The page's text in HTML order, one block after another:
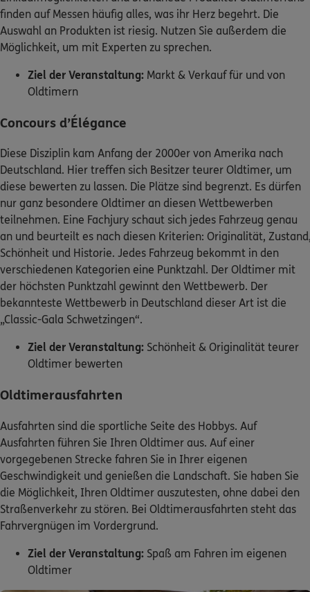
finden auf Messen häufig alles, was ihr Herz begehrt. Die
Auswahl an Produkten ist riesig. Nutzen Sie außerdem die
Möglichkeit, um mit Experten zu sprechen.
Ziel der Veranstaltung: Markt & Verkauf für und von
Oldtimern
Concours d’Élégance
Diese Disziplin kam Anfang der 2000er von Amerika nach
Deutschland. Hier treffen sich Besitzer teurer Oldtimer, um
diese bewerten zu lassen. Die Plätze sind begrenzt. Es dürfen
nur ganz besondere Oldtimer an diesen Wettbewerben
teilnehmen. Eine Fachjury schaut sich jedes Fahrzeug genau
an und beurteilt es nach diesen Kriterien: Originalität,
Schönheit und Historie. Jedes Fahrzeug bekommt in den
verschiedenen Kategorien eine Punktzahl. Der Oldtimer mit
der höchsten Punktzahl gewinnt den Wettbewerb. Der
bekannteste Wettbewerb in Deutschland dieser Art ist die
„Classic-Gala Schwetzingen“.
Ziel der Veranstaltung: Schönheit & Originalität teurer
Oldtimer bewerten
Oldtimerausfahrten
Ausfahrten sind die sportliche Seite des Hobbys. Auf
Ausfahrten führen Sie Ihren Oldtimer aus. Auf einer
vorgegebenen Strecke fahren Sie in Ihrer eigenen
Geschwindigkeit und genießen die Landschaft. Sie haben Sie
die Möglichkeit, Ihren Oldtimer auszutesten, ohne dabei den
Straßenverkehr zu stören. Bei Oldtimerausfahrten steht das
Fahrvergnügen im Vordergrund.
Ziel der Veranstaltung: Spaß am Fahren im eigenen
Oldtimer